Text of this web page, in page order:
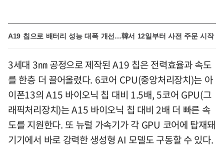
A19 칩으로 배터리 성능 대폭 개선…韓서 12일부터 사전 주문 시작
3세대 3㎚ 공정으로 제작된 A19 칩은 전력효율과 속도
를 한층 더 끌어올렸다. 6코어 CPU(중앙처리장치)는 아
이폰13의 A15 바이오닉 칩 대비 1.5배, 5코어 GPU(그
래픽처리장치)는 A15 바이오닉 칩 대비 2배 더 빠른 속
도를 지원한다. 또 뉴럴 가속기가 각 GPU 코어에 탑재돼
기기에서 바로 강력한 생성형 AI 모델도 구동할 수 있다.